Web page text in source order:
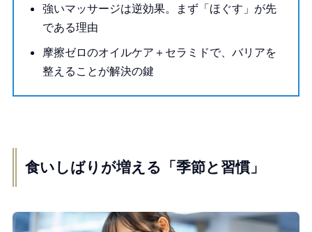
強いマッサージは逆効果。まず「ほぐす」が先
である理由
摩擦ゼロのオイルケア＋セラミドで、バリアを
整えることが解決の鍵
食いしばりが増える「季節と習慣」